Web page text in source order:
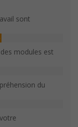
sont
modules est
du